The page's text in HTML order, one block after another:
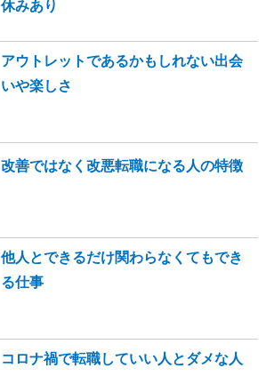
休みあり
アウトレットであるかもしれない出会
いや楽しさ
改善ではなく改悪転職になる人の特徴
他人とできるだけ関わらなくてもでき
る仕事
コロナ禍で転職していい人とダメな人